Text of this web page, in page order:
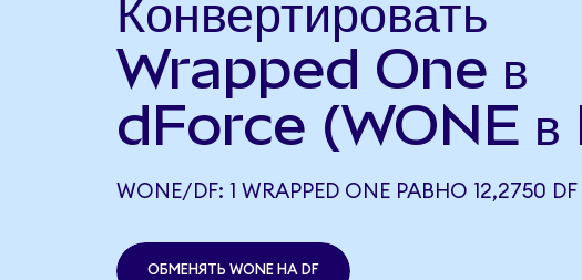
Wrapped One в
dForce (WONE в
WONE/DF: 1 WRAPPED ONE РАВНО 12,2750 DF
ОБМЕНЯТЬ WONE НА DF